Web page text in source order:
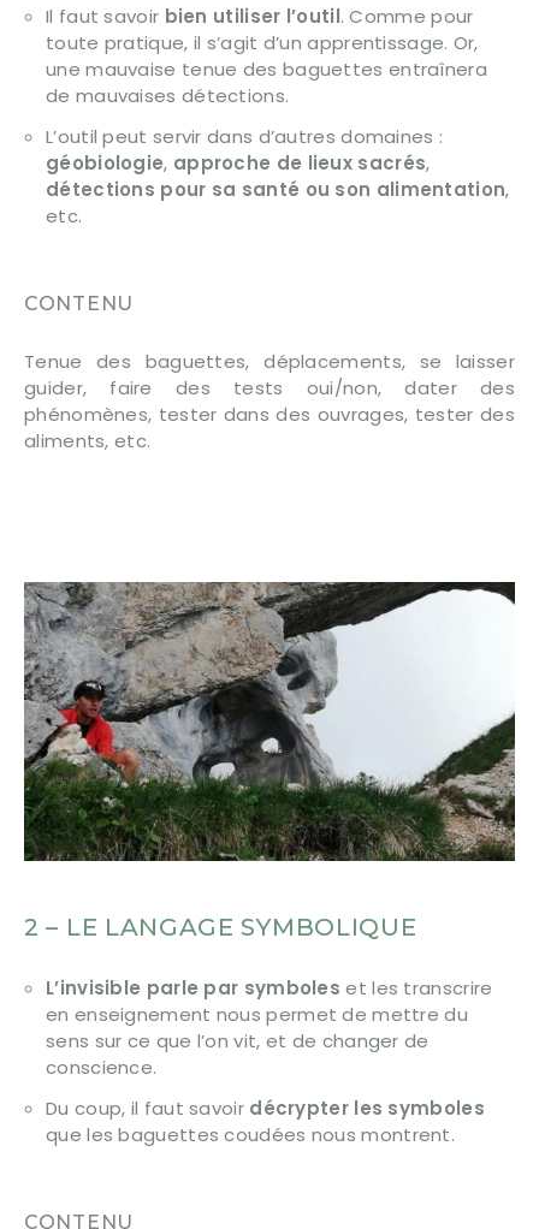
Il faut savoir bien utiliser l’outil. Comme pour
toute pratique, il s’agit d’un apprentissage. Or,
une mauvaise tenue des baguettes entraînera
de mauvaises détections.
L’outil peut servir dans d’autres domaines :
géobiologie, approche de lieux sacrés,
détections pour sa santé ou son alimentation,
etc.
CONTENU
Tenue des baguettes, déplacements, se laisser
guider, faire des tests oui/non, dater des
phénomènes, tester dans des ouvrages, tester des
aliments, etc.
2 – LE LANGAGE SYMBOLIQUE
L’invisible parle par symboles et les transcrire
en enseignement nous permet de mettre du
sens sur ce que l’on vit, et de changer de
conscience.
Du coup, il faut savoir décrypter les symboles
que les baguettes coudées nous montrent.
CONTENU